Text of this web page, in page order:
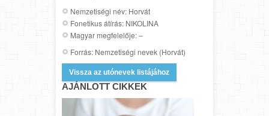
Nemzetiségi név: Horvát
Fonetikus átírás: NIKOLINA
Magyar megfelelője: –
Forrás: Nemzetiségi nevek (Horvát)
Vissza az utónevek listájához
AJÁNLOTT CIKKEK